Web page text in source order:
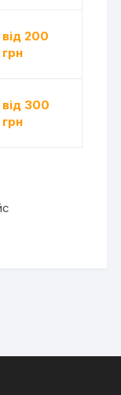
від 200
грн
від 300
грн